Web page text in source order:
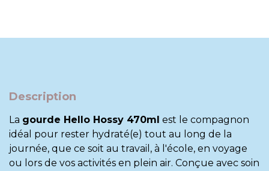
Description
La gourde Hello Hossy 470ml est le compagnon
idéal pour rester hydraté(e) tout au long de la
journée, que ce soit au travail, à l'école, en voyage
ou lors de vos activités en plein air. Conçue avec soin